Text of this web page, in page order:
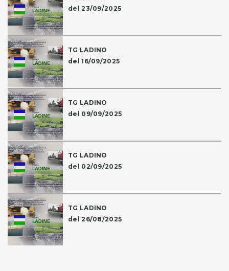
del 23/09/2025
TG LADINO
del 16/09/2025
TG LADINO
del 09/09/2025
TG LADINO
del 02/09/2025
TG LADINO
del 26/08/2025